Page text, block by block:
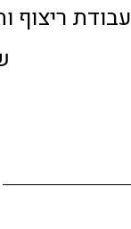
עבודת ריצוף